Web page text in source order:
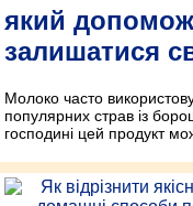
який
залишатися
Молоко часто
популярних страв із
господині цей продукт